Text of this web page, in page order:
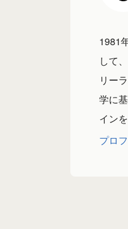
1981
して
リー
学に
イン
プロ